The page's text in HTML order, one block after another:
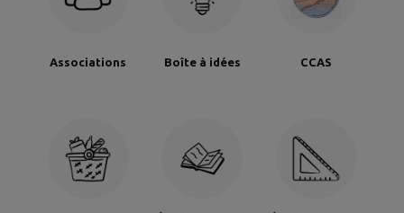
Associations Boîte à idées CCAS